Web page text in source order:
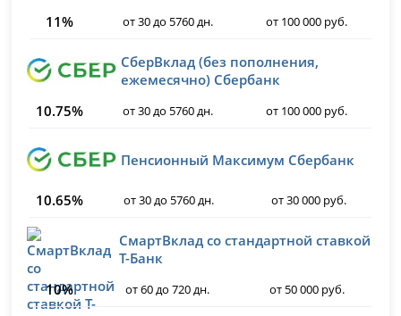
11%
от 30 до 5760 дн. от 100 000 руб.
СберВклад (без пополнения,
ежемесячно) Сбербанк
10.75%
от 30 до 5760 дн. от 100 000 руб.
Пенсионный Максимум Сбербанк
10.65% от 30 до 5760 дн. от 30 000 руб.
СмартВклад со стандартной ставкой
Т-Банк
10%
от 60 до 720 дн. от 50 000 руб.